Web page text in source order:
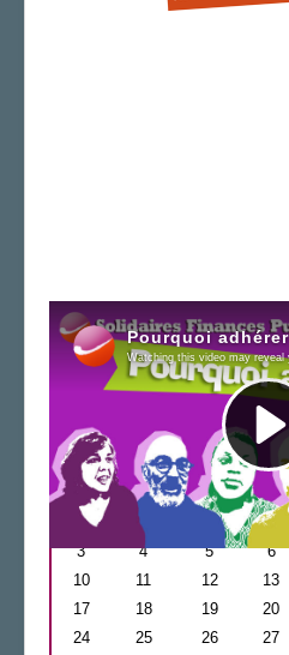
Août
L M M J
3
4 5 6
10
11 12 13
17
18 19 20
24
25 26 27